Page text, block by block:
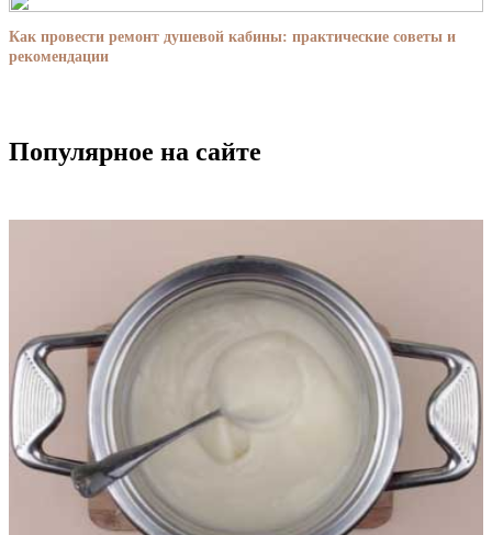
Как провести ремонт душевой кабины: практические советы и
рекомендации
Популярное на сайте